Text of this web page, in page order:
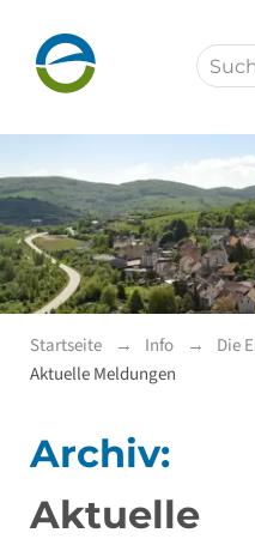
Navigation
Startseite Info
Die
Aktuelle Meldungen
Archiv:
Aktuelle